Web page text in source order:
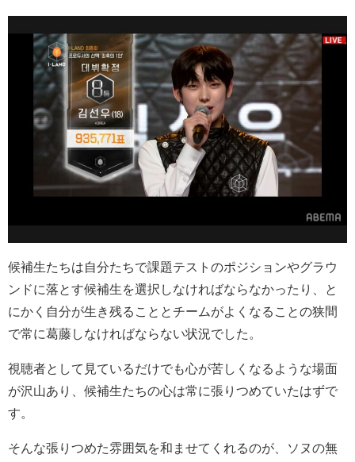
候補生たちは自分たちで課題テストのポジションやグラウ
ンドに落とす候補生を選択しなければならなかったり、と
にかく自分が生き残ることとチームがよくなることの狭間
で常に葛藤しなければならない状況でした。
視聴者として見ているだけでも心が苦しくなるような場面
が沢山あり、候補生たちの心は常に張りつめていたはずで
す。
そんな張りつめた雰囲気を和ませてくれるのが、ソヌの無